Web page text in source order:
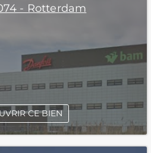
- Rotterdam
CE BIEN